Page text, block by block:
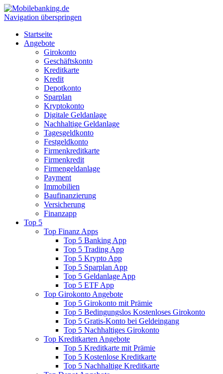
Navigation überspringen
Startseite
Angebote
Girokonto
Geschäftskonto
Kreditkarte
Kredit
Depotkonto
Sparplan
Kryptokonto
Digitale Geldanlage
Nachhaltige Geldanlage
Tagesgeldkonto
Festgeldkonto
Firmenkreditkarte
Firmenkredit
Firmengeldanlage
Payment
Immobilien
Baufinanzierung
Versicherung
Finanzapp
Top 5
Top Finanz Apps
Top 5 Banking App
Top 5 Trading App
Top 5 Krypto App
Top 5 Sparplan App
Top 5 Geldanlage App
Top 5 ETF App
Top Girokonto Angebote
Top 5 Girokonto mit Prämie
Top 5 Bedingungslos Kostenloses Girokonto
Top 5 Gratis-Konto bei Geldeingang
Top 5 Nachhaltiges Girokonto
Top Kreditkarten Angebote
Top 5 Kreditkarte mit Prämie
Top 5 Kostenlose Kreditkarte
Top 5 Nachhaltige Kreditkarte